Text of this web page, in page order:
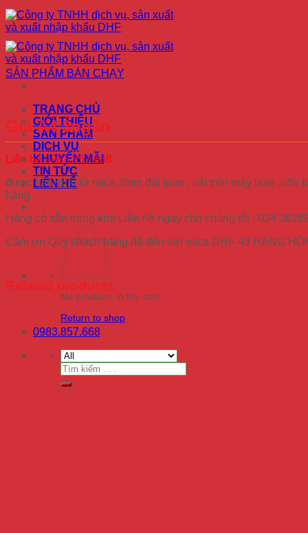
Skip
to
content
TRANG CHỦ
GIỚI THIỆU
SẢN PHẨM
DỊCH VỤ
KHUYẾN MÃI
TIN TỨC
LIÊN HỆ
No products in the cart.
Return to shop
0983.857.668
Search
for:
SẢN PHẨM BÁN CHẠY
Giá A4 3ngăn
Liên hệ 0983.857.668
được sản suất từ mica 3mm đài loan , cắt trên máy lase ,uốn
hàng.
Hàng có sẵn trong kho Liên hệ ngay cho chúng tôi : 024
Cảm ơn Qúy khách hàng đã đến với mica DHF 43 HÀNG
Related products